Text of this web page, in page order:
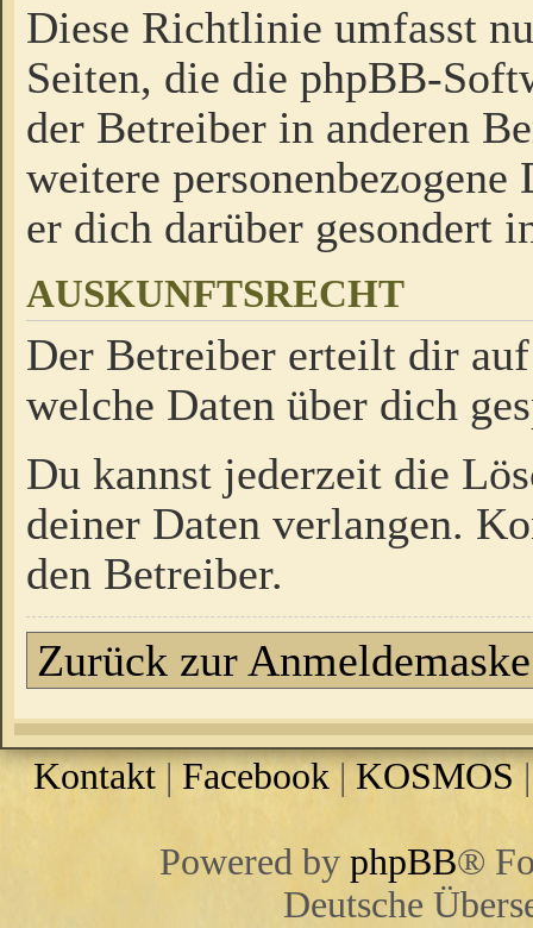
Diese Richtlinie umfasst
Seiten, die die phpBB-
der Betreiber in anderen
weitere
er dich darüber gesondert
AUSKUNFTSRECHT
Der Betreiber erteilt dir
welche Daten über dich
Du kannst jederzeit die
deiner Daten verlangen.
den Betreiber.
Zurück zur Anmeldemaske
Kontakt | Facebook| KOSMOS
Powered by phpBB®
Deutsche